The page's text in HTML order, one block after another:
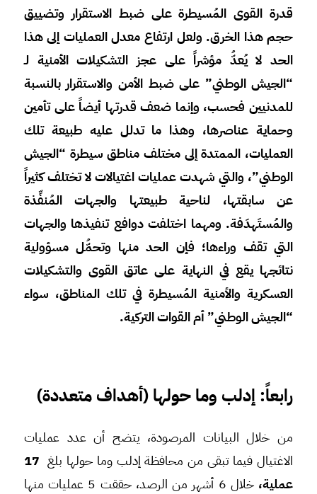
قدرة القوى المُسيطرة على ضبط الاستقرار وتضييق
حجم هذا الخرق. ولعل ارتفاع معدل العمليات إلى هذا
الحد لا يُعدُّ مؤشراً على عجز التشكيلات الأمنية لـ
“الجيش الوطني” على ضبط الأمن والاستقرار بالنسبة
للمدنيين فحسب، وإنما ضعف قدرتها أيضاً على تأمين
وحماية عناصرها، وهذا ما تدلل عليه طبيعة تلك
العمليات، الممتدة إلى مختلف مناطق سيطرة “الجيش
الوطني”، والتي شهدت عمليات اغتيالات لا تختلف كثيراً
عن سابقتها، لناحية طبيعتها والجهات المُنفِّذة
والمُستَهدَفة. ومهما اختلفت دوافع تنفيذها والجهات
التي تقف وراءها؛ فإن الحد منها وتحمُّل مسؤولية
نتائجها يقع في النهاية على عاتق القوى والتشكيلات
العسكرية والأمنية المُسيطرة في تلك المناطق، سواء
“الجيش الوطني” أم القوات التركية.
رابعاً: إدلب وما حولها (أهداف متعددة)
من خلال البيانات المرصودة، يتضح أن عدد عمليات
الاغتيال فيما تبقى من محافظة إدلب وما حولها بلغ 17
عملية،
خلال 6 أشهر من الرصد، حققت 5 عمليات منها